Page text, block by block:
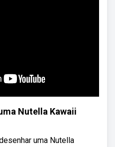
Nutella Kawaii
uma Nutella